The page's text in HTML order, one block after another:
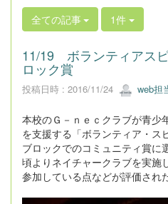
全ての記事 1件
11/19 ボランティアス
ロック賞
投稿日時 : 2016/11/24 web担
本校のＧ－ｎｅｃクラブが青少
を支援する「ボランティア・ス
ブロックでのコミュニティ賞に
頃よりネイチャークラブを実施
参加している点などが評価され